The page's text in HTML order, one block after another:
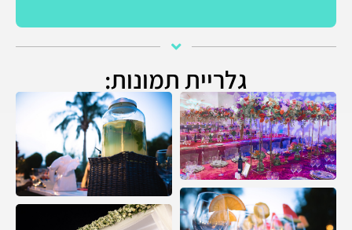
גלריית תמונות: